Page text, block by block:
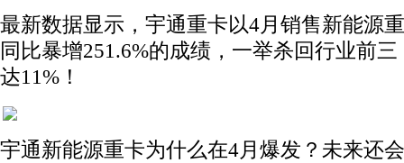
最新数据显示，宇通重卡以4月销售新能源
同比暴增251.6%的成绩，一举杀回行业前
达11%！
宇通新能源重卡为什么在4月爆发？未来还